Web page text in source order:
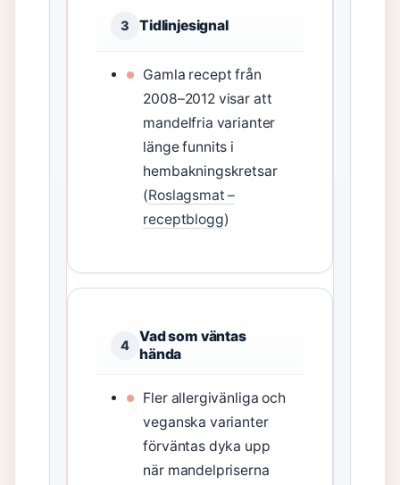
3 Tidlinjesignal
Gamla recept från
2008–2012 visar att
mandelfria varianter
länge funnits i
hembakningskretsar
(Roslagsmat –
receptblogg)
4
Vad som väntas
hända
Fler allergivänliga och
veganska varianter
förväntas dyka upp
när mandelpriserna